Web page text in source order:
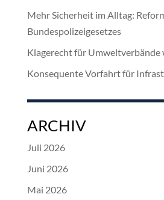
Mehr Sicherheit im Alltag:
Bundespolizeigesetzes
Klagerecht für
Konsequente Vorfahrt für
ARCHIV
Juli 2026
Juni 2026
Mai 2026